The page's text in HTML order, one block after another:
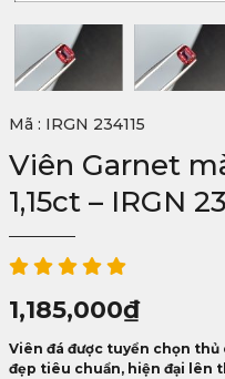
Mã : IRGN 234115
Viên Garnet
1,15ct – IRGN
1,185,000₫
Viên đá được tuyển chọn
đẹp tiêu chuẩn, hiện đại lên